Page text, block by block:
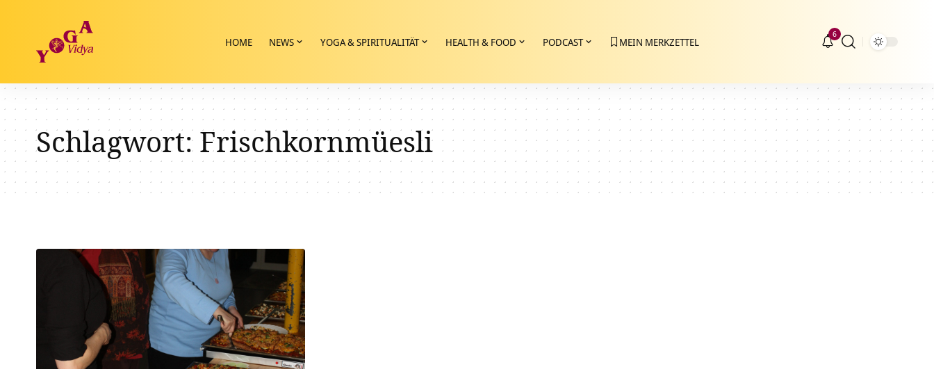
HOME NEWS YOGA & SPIRITUALITÄT HEALTH & FOOD PODCAST MEIN MERKZETTEL
6
Schlagwort:Frischkornmüesli